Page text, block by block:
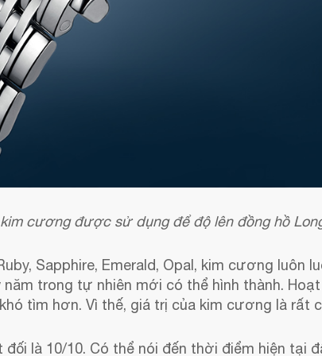
cương được sử dụng để độ lên đồng hồ
Sapphire, Emerald, Opal, kim cương luôn
trong tự nhiên mới có thể hình thành.
tìm hơn. Vì thế, giá trị của kim cương là rất
là 10/10. Có thể nói đến thời điểm hiện tại